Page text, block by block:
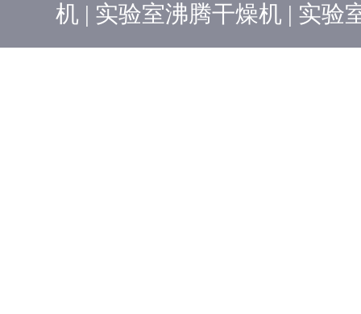
机 | 实验室沸腾干燥机 | 实验